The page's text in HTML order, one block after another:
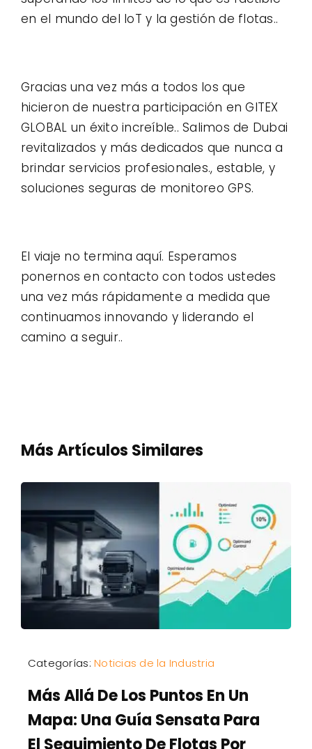
en el mundo del IoT y la gestión de flotas..
Gracias una vez más a todos los que
hicieron de nuestra participación en GITEX
GLOBAL un éxito increíble.. Salimos de Dubai
revitalizados y más dedicados que nunca a
brindar servicios profesionales., estable, y
soluciones seguras de monitoreo GPS.
El viaje no termina aquí. Esperamos
ponernos en contacto con todos ustedes
una vez más rápidamente a medida que
continuamos innovando y liderando el
camino a seguir..
Más Artículos Similares
Categorías:Noticias de la Industria
Más Allá De Los Puntos En Un
Mapa: Una Guía Sensata Para